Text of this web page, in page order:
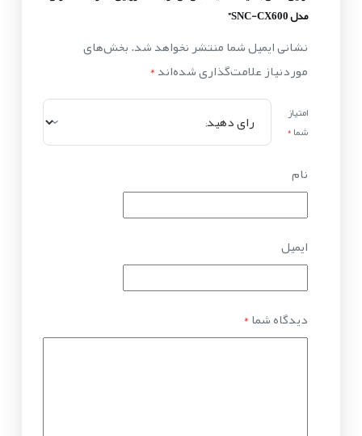
مدل SNC-CX600”
نشانی ایمیل شما منتشر نخواهد شد.بخش‌های
موردنیاز علامت‌گذاری شده‌اند*
امتیاز
شما*
نام
ایمیل
دیدگاه شما*